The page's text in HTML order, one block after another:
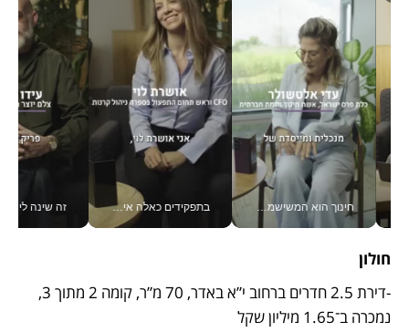
חינוך הוא המשישמה של החיים שלי - V בתפקידים כאלה אי אפשר לחכות: אושרת לוי מניעה השקעות ענק מהטלפון_v
חולון
נמכרה ב־1.65 מיליון שקל